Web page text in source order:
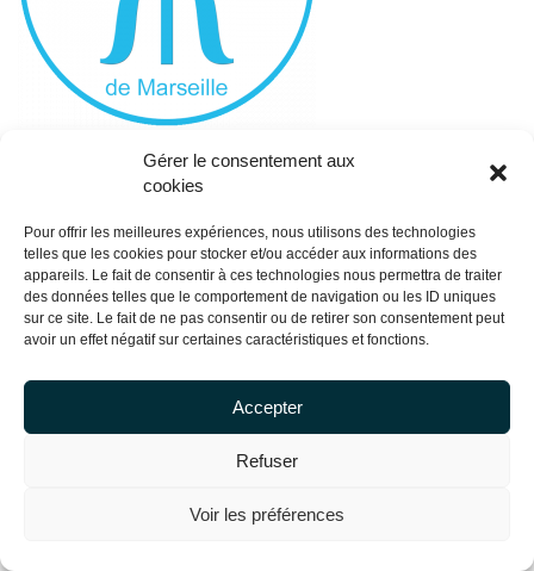
Gérer le consentement aux
cookies
Pour offrir les meilleures expériences, nous utilisons des technologies
telles que les cookies pour stocker et/ou accéder aux informations des
appareils. Le fait de consentir à ces technologies nous permettra de traiter
des données telles que le comportement de navigation ou les ID uniques
sur ce site. Le fait de ne pas consentir ou de retirer son consentement peut
avoir un effet négatif sur certaines caractéristiques et fonctions.
Accepter
Refuser
Voir les préférences
Copyright Centrale Innovation © 2026 |